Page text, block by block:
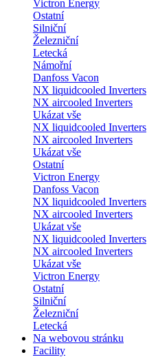
Victron Energy
Ostatní
Silniční
Železniční
Letecká
Námořní
Danfoss Vacon
NX liquidcooled Inverters
NX aircooled Inverters
Ukázat vše
NX liquidcooled Inverters
NX aircooled Inverters
Ukázat vše
Ostatní
Victron Energy
Danfoss Vacon
NX liquidcooled Inverters
NX aircooled Inverters
Ukázat vše
NX liquidcooled Inverters
NX aircooled Inverters
Ukázat vše
Victron Energy
Ostatní
Silniční
Železniční
Letecká
Na webovou stránku
Facility